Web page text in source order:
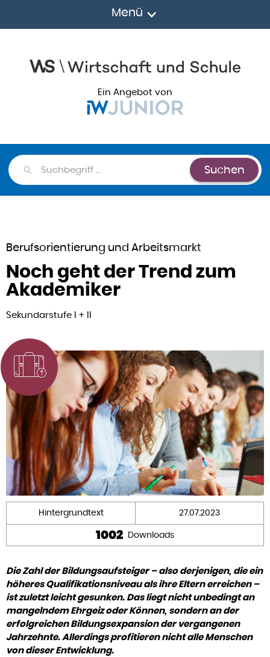
Menü
Ein Angebot von
Suchen Suchen
Noch geht der Trend zum
Akademiker
Berufsorientierung und Arbeitsmarkt
Sekundarstufe I + II
Hintergrundtext 27.07.2023
1002 Downloads
Die Zahl der Bildungsaufsteiger – also derjenigen, die ein
höheres Qualifikationsniveau als ihre Eltern erreichen –
ist zuletzt leicht gesunken. Das liegt nicht unbedingt an
mangelndem Ehrgeiz oder Können, sondern an der
erfolgreichen Bildungsexpansion der vergangenen
Jahrzehnte. Allerdings profitieren nicht alle Menschen
von dieser Entwicklung.